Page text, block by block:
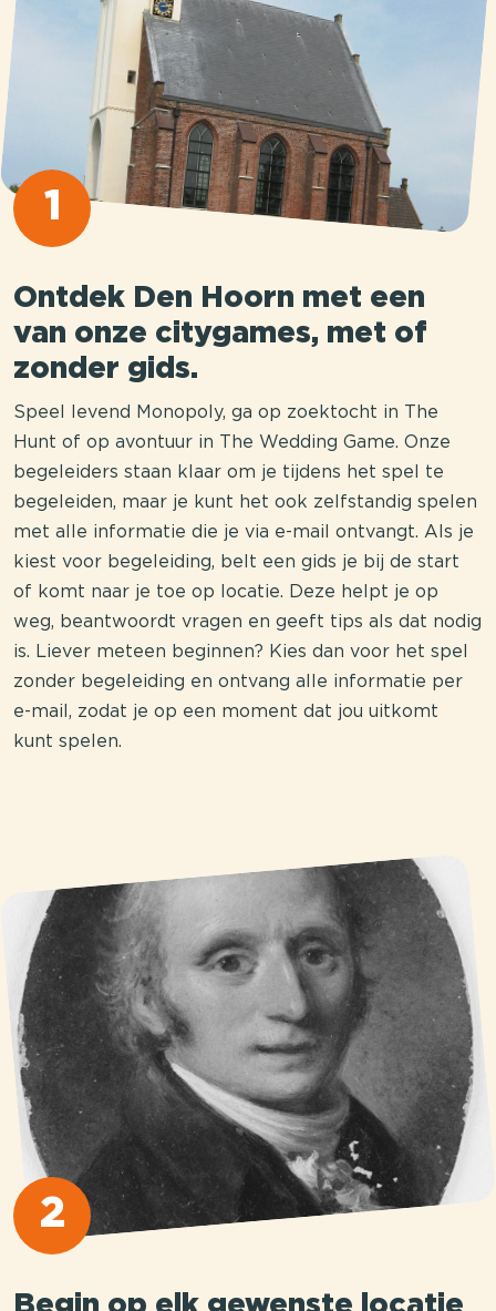
1
Ontdek Den Hoorn met een
van onze citygames, met of
zonder gids.
Speel levend Monopoly, ga op zoektocht in The
Hunt of op avontuur in The Wedding Game. Onze
begeleiders staan klaar om je tijdens het spel te
begeleiden, maar je kunt het ook zelfstandig spelen
met alle informatie die je via e-mail ontvangt. Als je
kiest voor begeleiding, belt een gids je bij de start
of komt naar je toe op locatie. Deze helpt je op
weg, beantwoordt vragen en geeft tips als dat nodig
is. Liever meteen beginnen? Kies dan voor het spel
zonder begeleiding en ontvang alle informatie per
e-mail, zodat je op een moment dat jou uitkomt
kunt spelen.
2
Begin op elk gewenste locatie